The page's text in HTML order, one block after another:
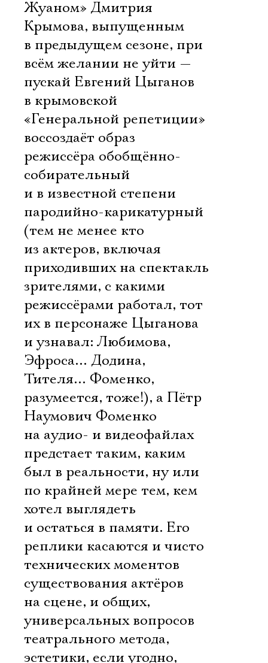
Жуаном» Дмитрия
Крымова, выпущенным
в предыдущем сезоне, при
всём желании не уйти —
пускай Евгений Цыганов
в крымовской
«Генеральной репетиции»
воссоздаёт образ
режиссёра обобщённо-
собирательный
и в известной степени
пародийно-карикатурный
(тем не менее кто
из актеров, включая
приходивших на спектакль
зрителями, с какими
режиссёрами работал, тот
их в персонаже Цыганова
и узнавал: Любимова,
Эфроса… Додина,
Тителя… Фоменко,
разумеется, тоже!), а Пётр
Наумович Фоменко
на аудио- и видеофайлах
предстает таким, каким
был в реальности, ну или
по крайней мере тем, кем
хотел выглядеть
и остаться в памяти. Его
реплики касаются и чисто
технических моментов
существования актёров
на сцене, и общих,
универсальных вопросов
театрального метода,
эстетики, если угодно,